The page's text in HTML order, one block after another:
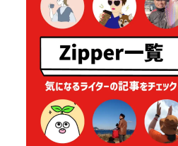
明書の添付省略について
2026年7月9日 廃食用油の回
収
2026年7月7日 「おゆずりコ
ーナー」について
2026年7月1日 豊前市民プール
一般開放